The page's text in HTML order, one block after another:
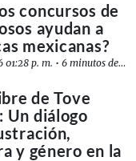
concursos de
ayudan a
mexicanas?
01:28 p. m. •6 minutos de lectura
de Tove
Un diálogo
y género en la